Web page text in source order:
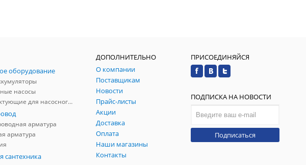
оборудование
насосы
Комплектующие для насосного оборудования
арматура
арматура
сантехника
ДОПОЛНИТЕЛЬНО
О компании
Поставщикам
Новости
Прайс-листы
Акции
Доставка
Оплата
Наши магазины
Контакты
ПРИСОЕДИНЯЙСЯ
ПОДПИСКА НА НОВОСТИ
Подписаться